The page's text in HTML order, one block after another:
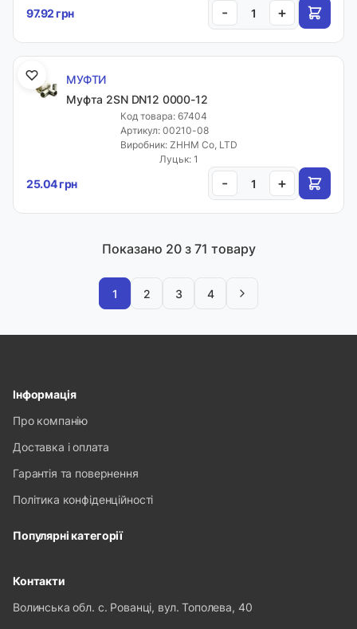
97.92 грн - +
МУФТИ
Муфта 2SN DN12 0000-12
Код товара: 67404
Артикул: 00210-08
Виробник: ZHHM Co, LTD
Луцьк: 1
25.04 грн - +
Показано 20з 71 товару
1 2 3 4
Інформація
Про компанію
Доставка і оплата
Гарантія та повернення
Політика конфіденційності
Популярні категорії
Контакти
Волинська обл. с. Рованці, вул. Тополева, 40